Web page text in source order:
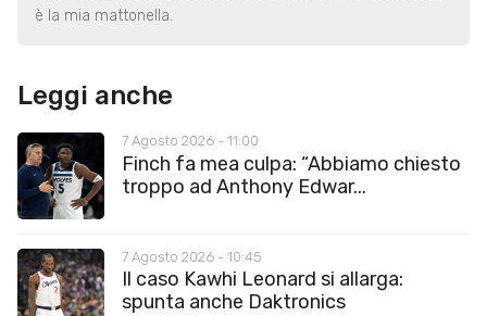
è la mia mattonella.
Leggi anche
7 Agosto 2026 - 11:00
Finch fa mea culpa: “Abbiamo chiesto
troppo ad Anthony Edwar...
7 Agosto 2026 - 10:45
Il caso Kawhi Leonard si allarga:
spunta anche Daktronics